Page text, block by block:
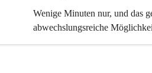
Wenige Minuten nur, und das
abwechslungsreiche